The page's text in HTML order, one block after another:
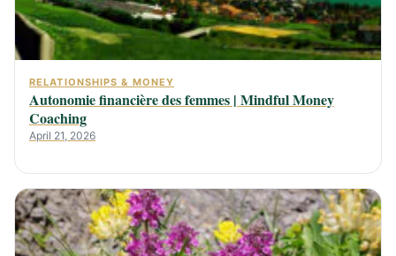
RELATIONSHIPS & MONEY
Autonomie financière des femmes | Mindful Money
Coaching
April 21, 2026